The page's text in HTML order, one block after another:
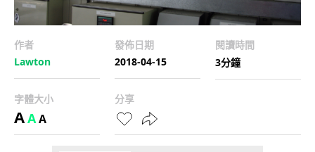
作者
Lawton
發佈日期
2018-04-15
閱讀時間
3分鐘
字體大小
AAA
分享